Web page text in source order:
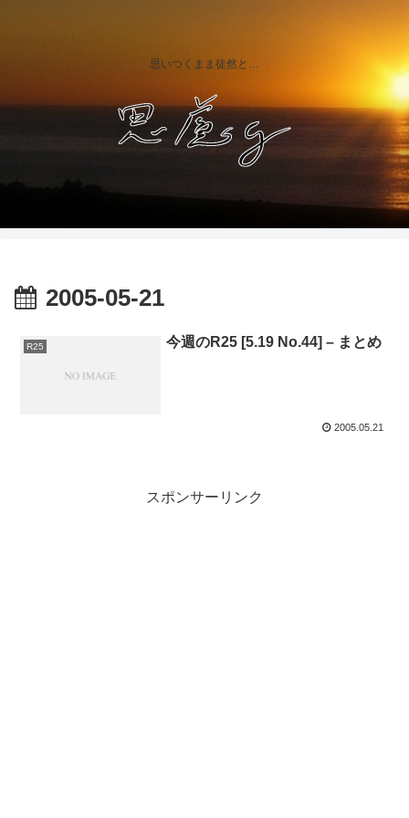
思いつくまま徒然と…
2005-05-21
R25 今週のR25 [5.19 No.44] – まとめ
2005.05.21
スポンサーリンク